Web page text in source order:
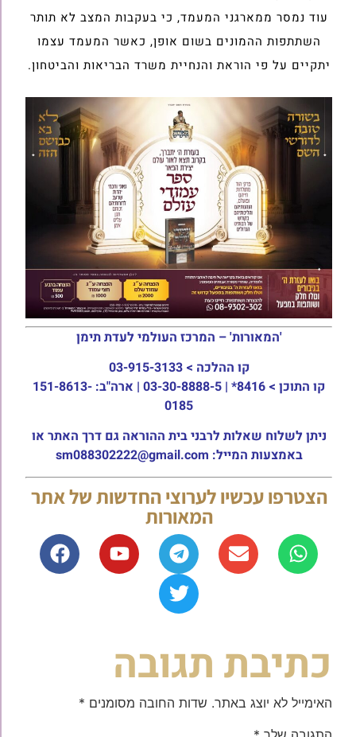
עוד נמסר ממארגני המעמד, כי בעקבות המצב לא תותר
השתתפות ההמונים בשום אופן, כאשר המעמד עצמו
יתקיים על פי הוראת והנחיית משרד הבריאות והביטחון.
'המאורות' – המרכז העולמי לעדת תימן
קו ההלכה > 03-915-3133
קו התוכן >
8416* | 03-30-8888-5 | ארה"ב: 151-8613-
0185
ניתן לשלוח שאלות לרבני בית ההוראה גם דרך האתר או
באמצעות המייל: sm088302222@gmail.com
הצטרפו עכשיו לערוצי החדשות של אתר
המאורות
כתיבת תגובה
האימייל לא יוצג באתר. שדות החובה מסומנים *